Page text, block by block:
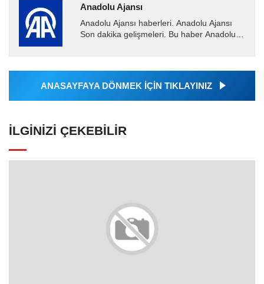
Anadolu Ajansı
Anadolu Ajansı haberleri. Anadolu Ajansı
Son dakika gelişmeleri. Bu haber Anadolu
Ajansı tarafından...
ANASAYFAYA DÖNMEK İÇİN TIKLAYINIZ
İLGINIZI ÇEKEBILIR